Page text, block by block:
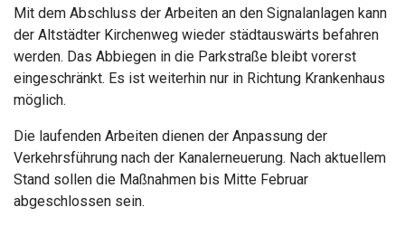
Mit dem Abschluss der Arbeiten an den Signalanlagen kann
der Altstädter Kirchenweg wieder städtauswärts befahren
werden. Das Abbiegen in die Parkstraße bleibt vorerst
eingeschränkt. Es ist weiterhin nur in Richtung Krankenhaus
möglich.
Die laufenden Arbeiten dienen der Anpassung der
Verkehrsführung nach der Kanalerneuerung. Nach aktuellem
Stand sollen die Maßnahmen bis Mitte Februar
abgeschlossen sein.